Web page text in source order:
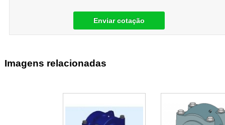
Enviar cotação
Imagens relacionadas